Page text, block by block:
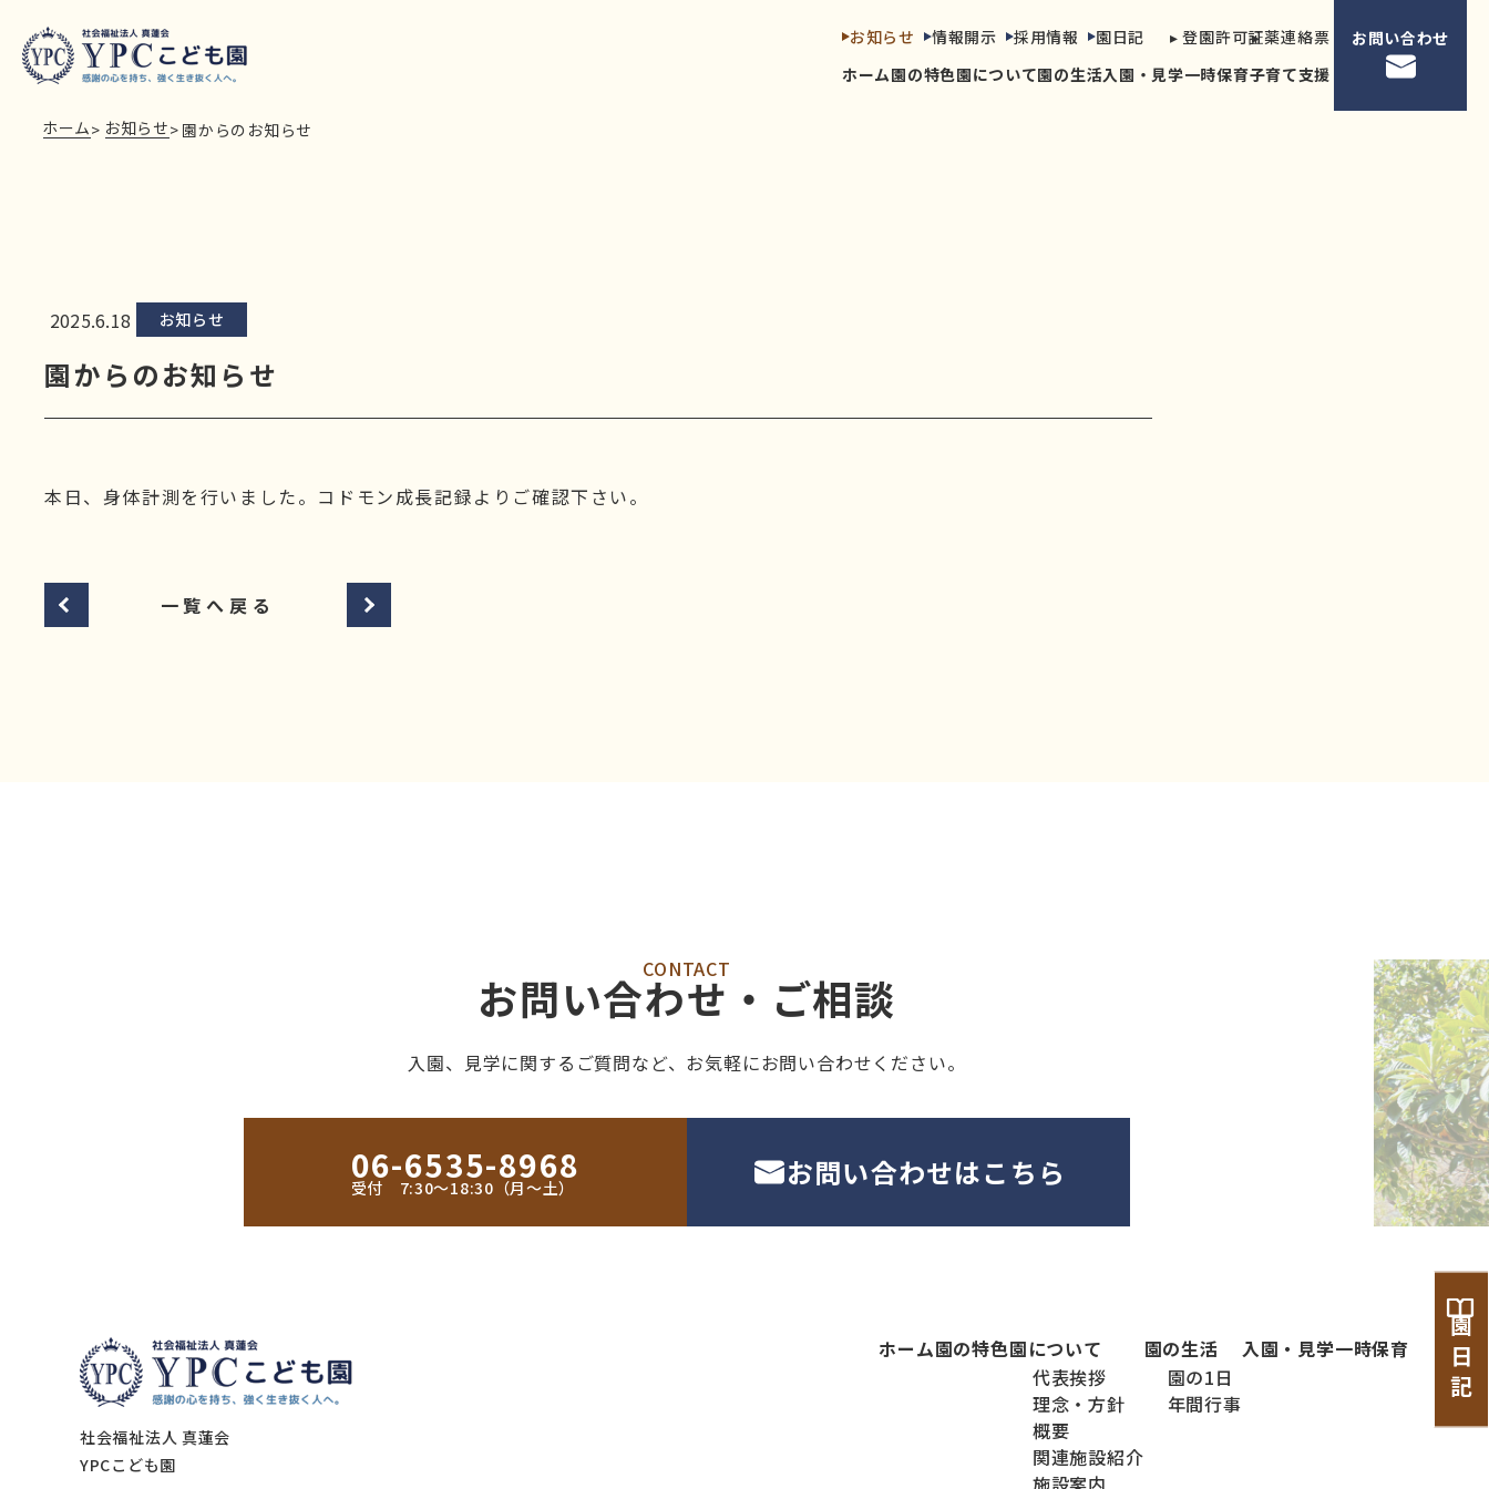
お知らせ 情報開示 採用情報 園日記 ▸ 登園許可証▸ 薬連絡票
ホーム園の特色園について園の生活入園・見学一時保育子育て支援
お問い合わせ
園 日 記
ホーム> お知らせ> 園からのお知らせ
2025.6.18 お知らせ
園からのお知らせ
本日、身体計測を行いました。コドモン成長記録よりご確認下さい。
一覧へ戻る
CONTACT
お問い合わせ・ご相談
入園、見学に関するご質問など、 お気軽にお問い合わせください。
06-6535-8968
受付 7:30〜18:30（月〜土） お問い合わせはこちら
社会福祉法人 真蓮会
YPCこども園
ホーム園の特色園について
代表挨拶
理念・方針
概要
関連施設紹介
施設案内
園の生活
園の1日
年間行事
入園・見学一時保育